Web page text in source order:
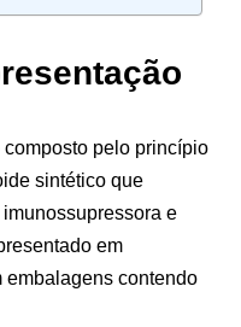
pelo princípio
sintético que
e
em
embalagens contendo